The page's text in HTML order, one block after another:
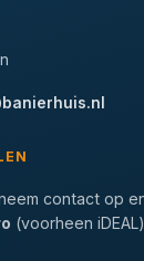
contact op
(voorheen